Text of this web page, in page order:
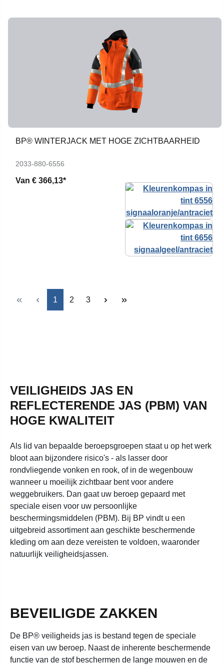
BP® WINTERJACK MET HOGE ZICHTBAARHEID
2033-880-6556
Van € 366,13*
Pagina
1 Pagina
2 Pagina
3
VEILIGHEIDS JAS EN
REFLECTERENDE JAS (PBM) VAN
HOGE KWALITEIT
Als lid van bepaalde beroepsgroepen staat u op het werk
bloot aan bijzondere risico's - als lasser door
rondvliegende vonken en rook, of in de wegenbouw
wanneer u moeilijk zichtbaar bent voor andere
weggebruikers. Dan gaat uw beroep gepaard met
speciale eisen voor uw persoonlijke
beschermingsmiddelen (PBM). Bij BP vindt u een
uitgebreid assortiment aan geschikte beschermende
kleding om aan deze vereisten te voldoen, waaronder
natuurlijk veiligheidsjassen.
BEVEILIGDE ZAKKEN
De BP® veiligheids jas is bestand tegen de speciale
eisen van uw beroep. Naast de inherente beschermende
functie van de stof beschermen de lange mouwen en de